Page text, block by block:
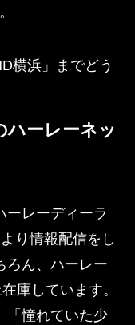
横浜」までどう
ハーレーネッ
ーレーディーラ
り情報配信をし
ろん、ハーレー
庫しています。
「憧れていた少